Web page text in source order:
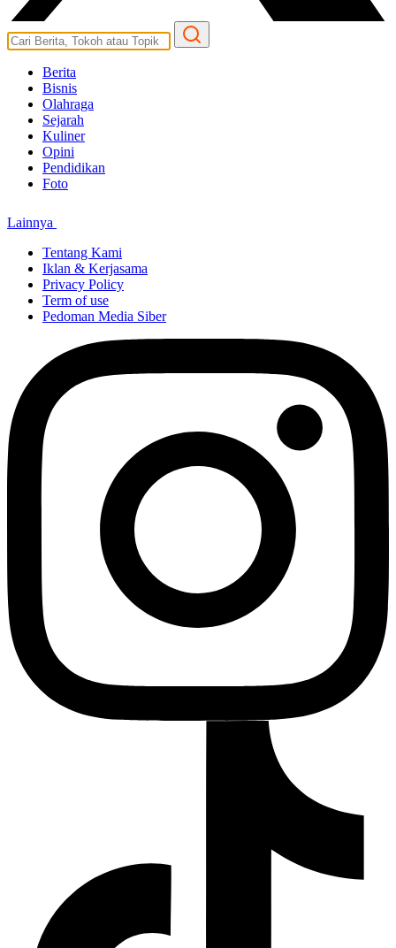
Berita
Bisnis
Olahraga
Sejarah
Kuliner
Opini
Pendidikan
Foto
Lainnya
Tentang Kami
Iklan & Kerjasama
Privacy Policy
Term of use
Pedoman Media Siber